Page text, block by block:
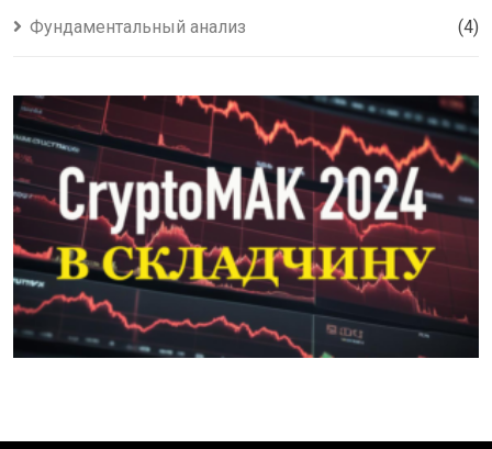
Фундаментальный анализ (4)